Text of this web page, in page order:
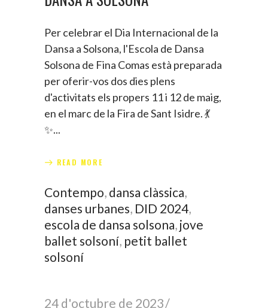
Per celebrar el Dia Internacional de la
Dansa a Solsona, l'Escola de Dansa
Solsona de Fina Comas està preparada
per oferir-vos dos dies plens
d'activitats els propers 11 i 12 de maig,
en el marc de la Fira de Sant Isidre. 💃
✨
READ MORE
Contempo, dansa clàssica,
danses urbanes, DID 2024,
escola de dansa solsona, jove
ballet solsoní, petit ballet
solsoní
24 d'octubre de 2023